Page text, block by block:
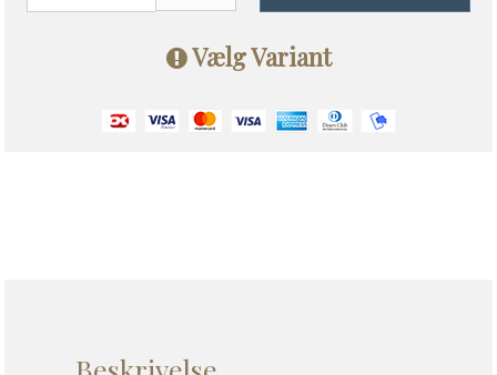
Vælg Variant